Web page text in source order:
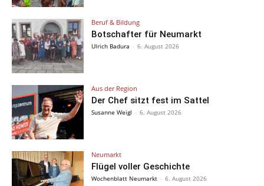
Beruf & Bildung
Botschafter für Neumarkt
Ulrich Badura - 6. August 2026
Aus der Region
Der Chef sitzt fest im Sattel
Susanne Weigl - 6. August 2026
Neumarkt
Flügel voller Geschichte
Wochenblatt Neumarkt - 6. August 2026